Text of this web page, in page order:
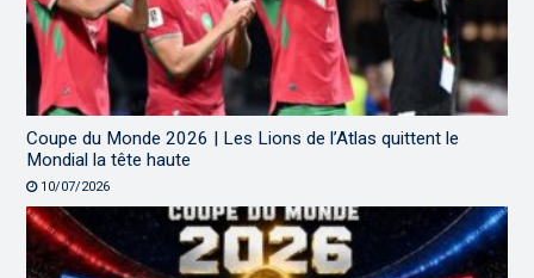
Coupe du Monde 2026 | Les Lions de l’Atlas quittent le
Mondial la tête haute
10/07/2026